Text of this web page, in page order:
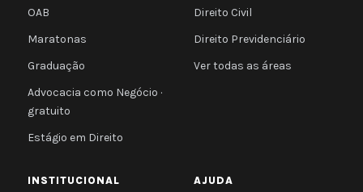
OAB
Maratonas
Graduação
Advocacia como Negócio ·
gratuito
Estágio em Direito
Direito Civil
Direito Previdenciário
Ver todas as áreas
INSTITUCIONAL AJUDA